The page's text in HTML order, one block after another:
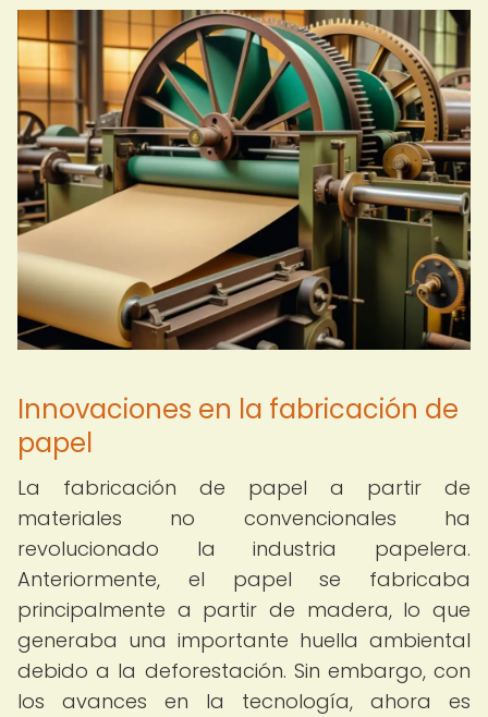
Innovaciones en la fabricación de
papel
La fabricación de papel a partir de
materiales no convencionales ha
revolucionado la industria papelera.
Anteriormente, el papel se fabricaba
principalmente a partir de madera, lo que
generaba una importante huella ambiental
debido a la deforestación. Sin embargo, con
los avances en la tecnología, ahora es